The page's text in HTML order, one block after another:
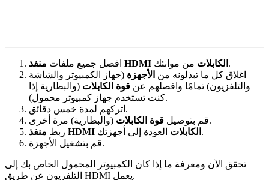
افصل جميع ملفات منفذ HDMI الكابلات من موانئك.
اغلاق كل ما تبذلونه من الأجهزة (جهاز الكمبيوتر والشاشة
والتلفزيون) تمامًا وافصلهم عن قوة الكابلات (والبطارية إذا
كنت تستخدم جهاز كمبيوتر محمول).
اتركهم لمدة خمس دقائق.
قم بتوصيل قوة الكابلات
(والبطارية) مرة أخرى.
ربط منفذ HDMI الكابلات العودة إلى أجهزتك.
قم بتشغيل الأجهزة.
تحقق الآن ومعرفة ما إذا كان الكمبيوتر المحمول الخاص بك إلى
التلفزيون عن طريق HDMI يعمل.